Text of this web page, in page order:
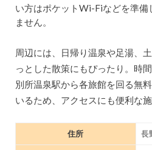
い方はポケットWi-Fiなどを準備
ません。
周辺には、日帰り温泉や足湯、
っとした散策にもぴったり。時
別所温泉駅から各旅館を回る無
いるため、アクセスにも便利な施
住所 長